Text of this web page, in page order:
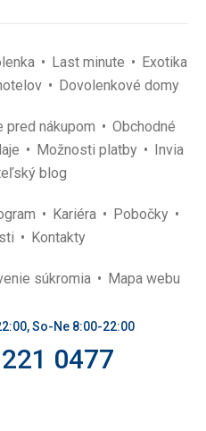
Last minute
Exotika
Dovolenkové domy
pred nákupom
Obchodné
Možnosti platby
Invia
blog
Kariéra
Pobočky
Kontakty
súkromia Mapa webu
So-Ne 8:00-22:00
0477